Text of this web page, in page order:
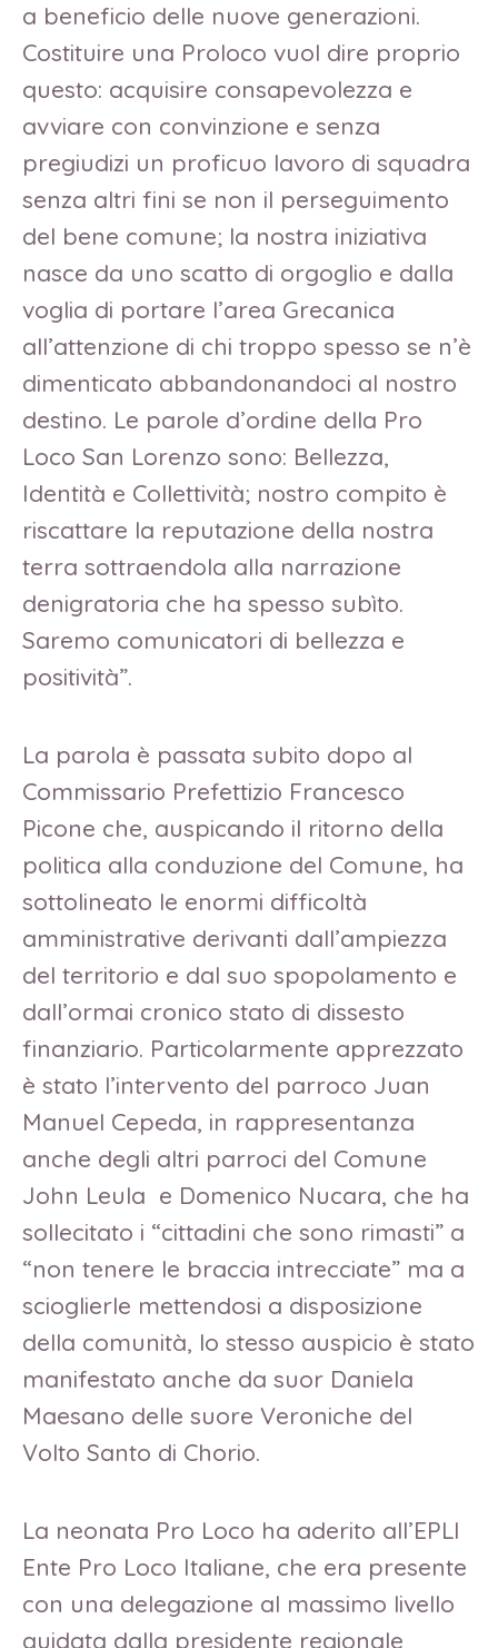
a beneficio delle nuove generazioni.
Costituire una Proloco vuol dire proprio
questo: acquisire consapevolezza e
avviare con convinzione e senza
pregiudizi un proficuo lavoro di squadra
senza altri fini se non il perseguimento
del bene comune; la nostra iniziativa
nasce da uno scatto di orgoglio e dalla
voglia di portare l’area Grecanica
all’attenzione di chi troppo spesso se n’è
dimenticato abbandonandoci al nostro
destino. Le parole d’ordine della Pro
Loco San Lorenzo sono: Bellezza,
Identità e Collettività; nostro compito è
riscattare la reputazione della nostra
terra sottraendola alla narrazione
denigratoria che ha spesso subìto.
Saremo comunicatori di bellezza e
positività”.
La parola è passata subito dopo al
Commissario Prefettizio Francesco
Picone che, auspicando il ritorno della
politica alla conduzione del Comune, ha
sottolineato le enormi difficoltà
amministrative derivanti dall’ampiezza
del territorio e dal suo spopolamento e
dall’ormai cronico stato di dissesto
finanziario. Particolarmente apprezzato
è stato l’intervento del parroco Juan
Manuel Cepeda, in rappresentanza
anche degli altri parroci del Comune
John Leula e Domenico Nucara, che ha
sollecitato i “cittadini che sono rimasti” a
“non tenere le braccia intrecciate” ma a
scioglierle mettendosi a disposizione
della comunità, lo stesso auspicio è stato
manifestato anche da suor Daniela
Maesano delle suore Veroniche del
Volto Santo di Chorio.
La neonata Pro Loco ha aderito all’EPLI
Ente Pro Loco Italiane, che era presente
con una delegazione al massimo livello
guidata dalla presidente regionale